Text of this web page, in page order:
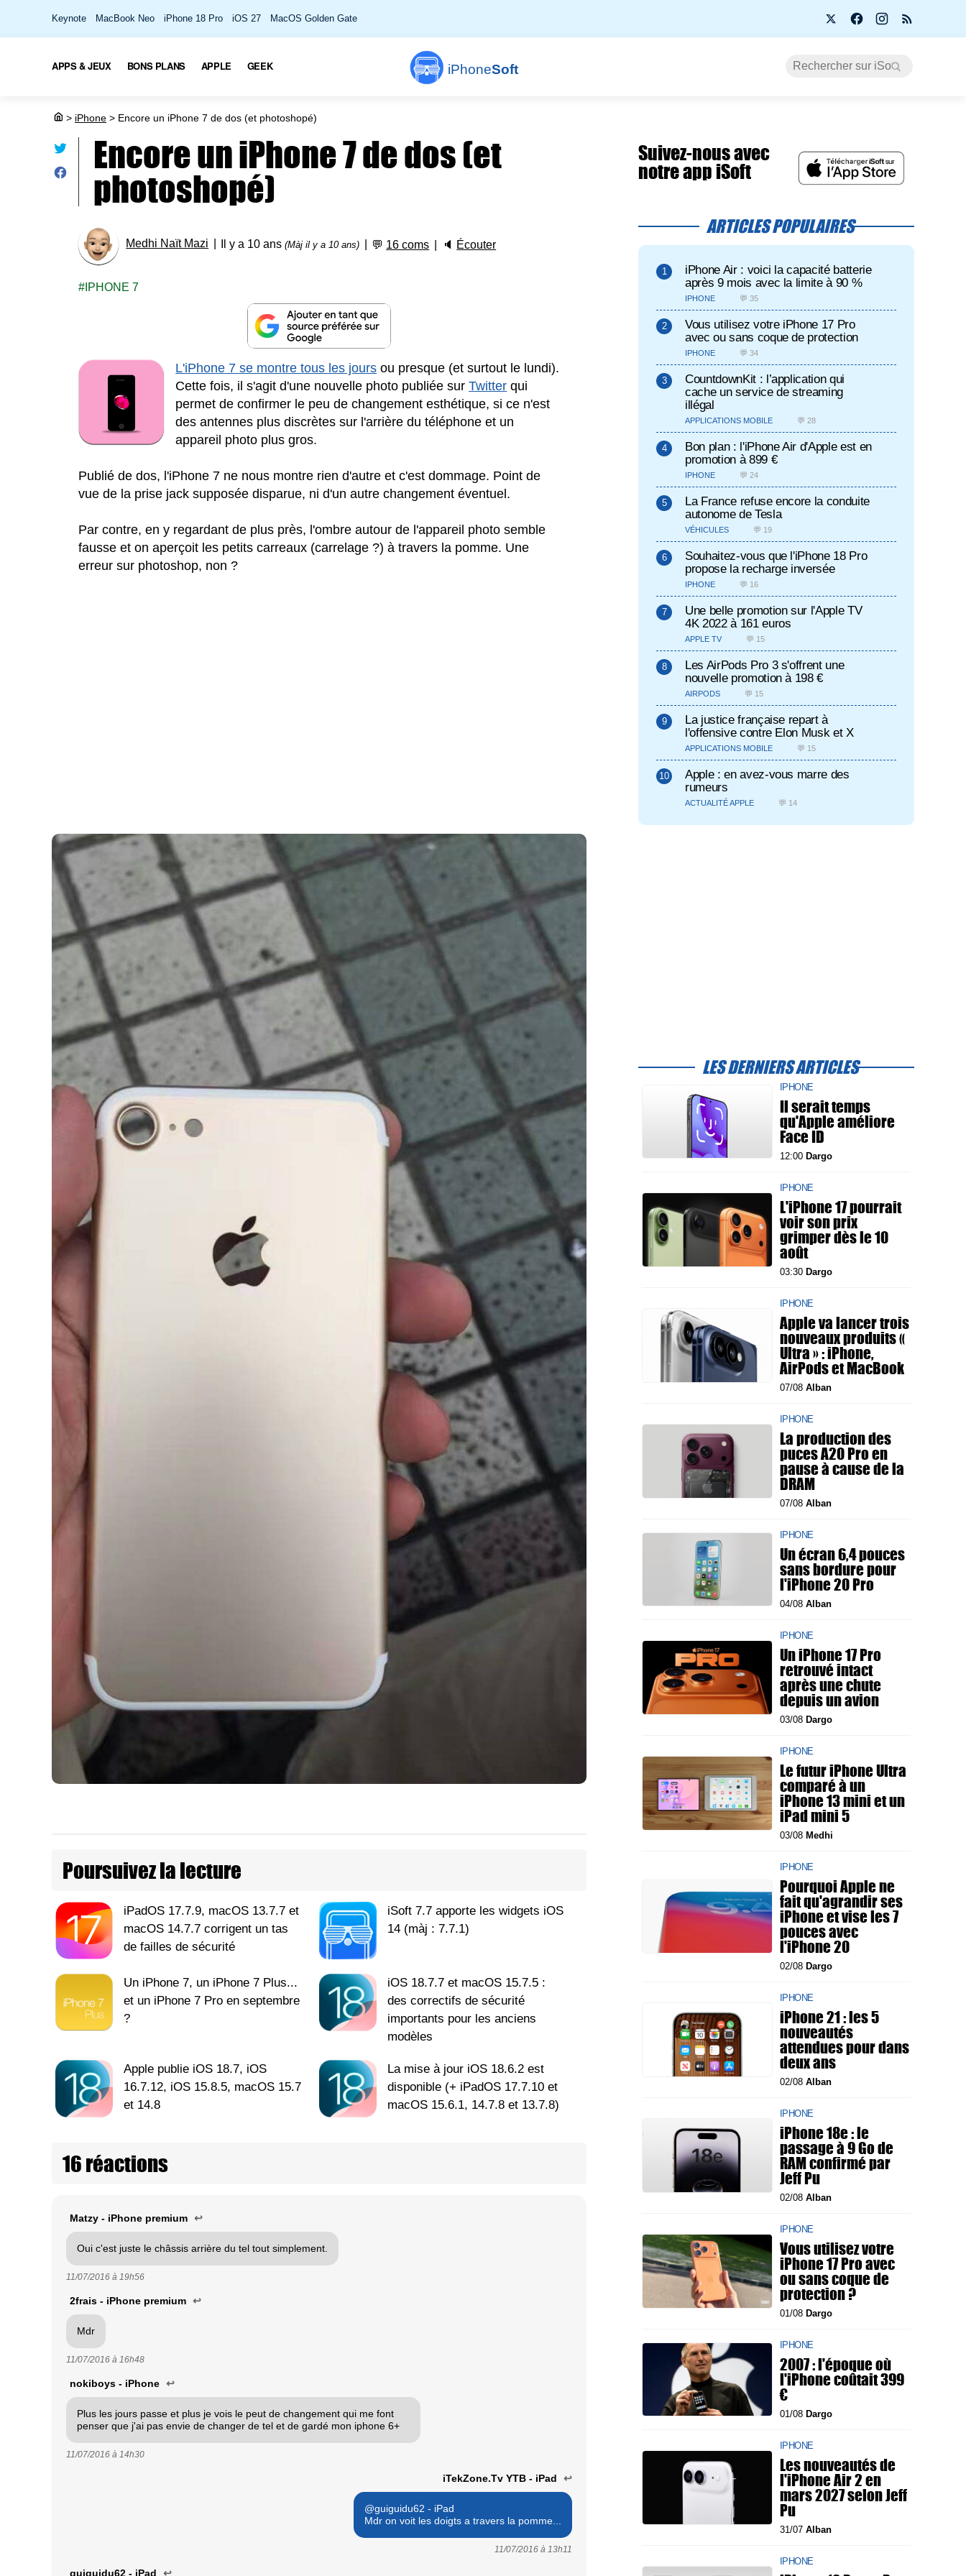
Keynote MacBook Neo iPhone 18 Pro iOS 27 MacOS Golden Gate
iPhoneSoft
APPS & JEUX BONS PLANS APPLE GEEK
> iPhone > Encore un iPhone 7 de dos (et photoshopé)
Encore un iPhone 7 de dos (et
photoshopé)
Medhi Naït Mazi Il y a 10 ans(Màj il y a 10 ans) 💬 16 coms 🔈 Écouter
IPHONE 7
L'iPhone 7 se montre tous les jours ou presque (et surtout le lundi).
Cette fois, il s'agit d'une nouvelle photo publiée surTwitter qui
permet de confirmer le peu de changement esthétique, si ce n'est
des antennes plus discrètes sur l'arrière du téléphone et un
appareil photo plus gros.
Publié de dos, l'iPhone 7 ne nous montre rien d'autre et c'est dommage. Point de
vue de la prise jack supposée disparue, ni d'un autre changement éventuel.
Par contre, en y regardant de plus près, l'ombre autour de l'appareil photo semble
fausse et on aperçoit les petits carreaux (carrelage ?) à travers la pomme. Une
erreur sur photoshop, non ?
Poursuivez la lecture
iPadOS 17.7.9, macOS 13.7.7 et
macOS 14.7.7 corrigent un tas
de failles de sécurité
iSoft 7.7 apporte les widgets iOS
14 (màj : 7.7.1)
Un iPhone 7, un iPhone 7 Plus...
et un iPhone 7 Pro en septembre
?
iOS 18.7.7 et macOS 15.7.5 :
des correctifs de sécurité
importants pour les anciens
modèles
Apple publie iOS 18.7, iOS
16.7.12, iOS 15.8.5, macOS 15.7
et 14.8
La mise à jour iOS 18.6.2 est
disponible (+ iPadOS 17.7.10 et
macOS 15.6.1, 14.7.8 et 13.7.8)
16 réactions
Matzy - iPhone premium ↩
Oui c'est juste le châssis arrière du tel tout simplement.
11/07/2016 à 19h56
2frais - iPhone premium ↩
Mdr
11/07/2016 à 16h48
nokiboys - iPhone ↩
Plus les jours passe et plus je vois le peut de changement qui me font
penser que j'ai pas envie de changer de tel et de gardé mon iphone 6+
11/07/2016 à 14h30
iTekZone.Tv YTB - iPad ↩
@guiguidu62 - iPad
Mdr on voit les doigts a travers la pomme...
11/07/2016 à 13h11
guiguidu62 - iPad ↩
Suivez-nous avec
notre app iSoft
ARTICLES POPULAIRES
iPhone Air : voici la capacité batterie
après 9 mois avec la limite à 90 %
IPHONE 💬 35
Vous utilisez votre iPhone 17 Pro
avec ou sans coque de protection
IPHONE 💬 34
CountdownKit : l’application qui
cache un service de streaming
illégal
APPLICATIONS MOBILE 💬 28
Bon plan : l'iPhone Air d'Apple est en
promotion à 899 €
IPHONE 💬 24
La France refuse encore la conduite
autonome de Tesla
VÉHICULES 💬 19
Souhaitez-vous que l'iPhone 18 Pro
propose la recharge inversée
IPHONE 💬 16
Une belle promotion sur l'Apple TV
4K 2022 à 161 euros
APPLE TV 💬 15
Les AirPods Pro 3 s'offrent une
nouvelle promotion à 198 €
AIRPODS 💬 15
La justice française repart à
l'offensive contre Elon Musk et X
APPLICATIONS MOBILE 💬 15
Apple : en avez-vous marre des
rumeurs
ACTUALITÉ APPLE 💬 14
LES DERNIERS ARTICLES
IPHONE
Il serait temps
qu'Apple améliore
Face ID
12:00 Dargo
IPHONE
L'iPhone 17 pourrait
voir son prix
grimper dès le 10
août
03:30 Dargo
IPHONE
Apple va lancer trois
nouveaux produits «
Ultra » : iPhone,
AirPods et MacBook
07/08 Alban
IPHONE
La production des
puces A20 Pro en
pause à cause de la
DRAM
07/08 Alban
IPHONE
Un écran 6,4 pouces
sans bordure pour
l'iPhone 20 Pro
04/08 Alban
IPHONE
Un iPhone 17 Pro
retrouvé intact
après une chute
depuis un avion
03/08 Dargo
IPHONE
Le futur iPhone Ultra
comparé à un
iPhone 13 mini et un
iPad mini 5
03/08 Medhi
IPHONE
Pourquoi Apple ne
fait qu'agrandir ses
iPhone et vise les 7
pouces avec
l'iPhone 20
02/08 Dargo
IPHONE
iPhone 21 : les 5
nouveautés
attendues pour dans
deux ans
02/08 Alban
IPHONE
iPhone 18e : le
passage à 9 Go de
RAM confirmé par
Jeff Pu
02/08 Alban
IPHONE
Vous utilisez votre
iPhone 17 Pro avec
ou sans coque de
protection ?
01/08 Dargo
IPHONE
2007 : l'époque où
l'iPhone coûtait 399
€
01/08 Dargo
IPHONE
Les nouveautés de
l'iPhone Air 2 en
mars 2027 selon Jeff
Pu
31/07 Alban
IPHONE